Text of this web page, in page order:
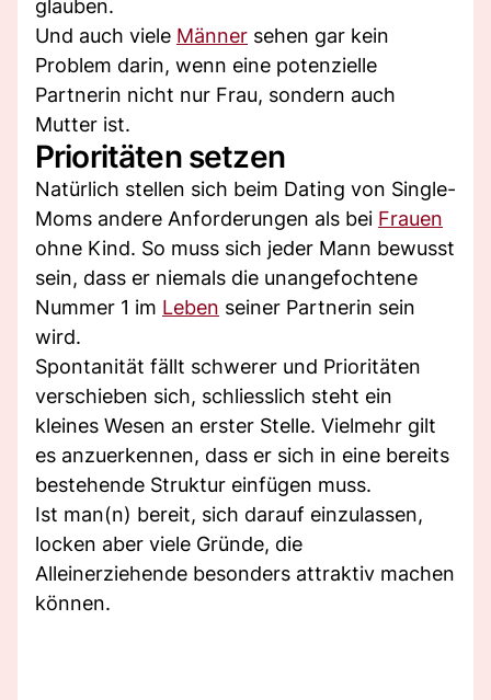
glauben.
Und auch viele Männer sehen gar kein
Problem darin, wenn eine potenzielle
Partnerin nicht nur Frau, sondern auch
Mutter ist.
Prioritäten setzen
Natürlich stellen sich beim Dating von Single-
Moms andere Anforderungen als bei Frauen
ohne Kind. So muss sich jeder Mann bewusst
sein, dass er niemals die unangefochtene
Nummer 1 im Leben seiner Partnerin sein
wird.
Spontanität fällt schwerer und Prioritäten
verschieben sich, schliesslich steht ein
kleines Wesen an erster Stelle. Vielmehr gilt
es anzuerkennen, dass er sich in eine bereits
bestehende Struktur einfügen muss.
Ist man(n) bereit, sich darauf einzulassen,
locken aber viele Gründe, die
Alleinerziehende besonders attraktiv machen
können.